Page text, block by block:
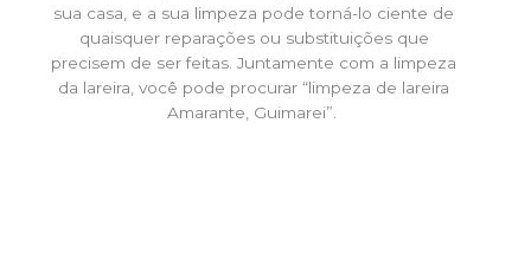
sua casa, e a sua limpeza pode torná-lo ciente de
quaisquer reparações ou substituições que
precisem de ser feitas. Juntamente com a limpeza
da lareira, você pode procurar “limpeza de lareira
Amarante, Guimarei”.